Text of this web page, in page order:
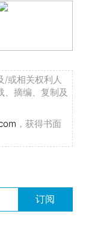
/或相关权利人
、摘编、复制及
，获得书面
订阅